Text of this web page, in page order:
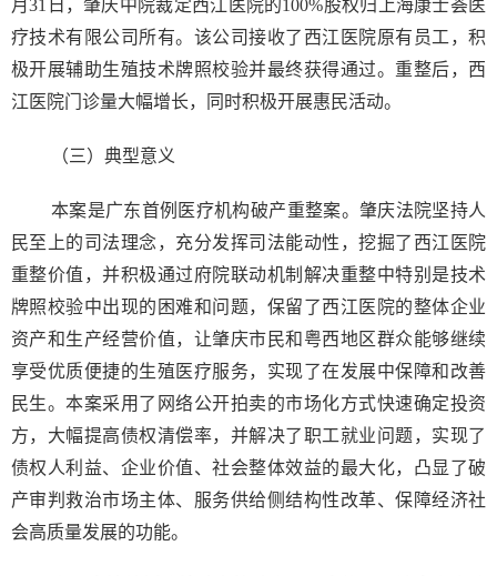
月31日，肇庆中院裁定西江医院的100%股权归上海康士荟医
疗技术有限公司所有。该公司接收了西江医院原有员工，积
极开展辅助生殖技术牌照校验并最终获得通过。重整后，西
江医院门诊量大幅增长，同时积极开展惠民活动。
（三）典型意义
本案是广东首例医疗机构破产重整案。肇庆法院坚持人
民至上的司法理念，充分发挥司法能动性，挖掘了西江医院
重整价值，并积极通过府院联动机制解决重整中特别是技术
牌照校验中出现的困难和问题，保留了西江医院的整体企业
资产和生产经营价值，让肇庆市民和粤西地区群众能够继续
享受优质便捷的生殖医疗服务，实现了在发展中保障和改善
民生。本案采用了网络公开拍卖的市场化方式快速确定投资
方，大幅提高债权清偿率，并解决了职工就业问题，实现了
债权人利益、企业价值、社会整体效益的最大化，凸显了破
产审判救治市场主体、服务供给侧结构性改革、保障经济社
会高质量发展的功能。